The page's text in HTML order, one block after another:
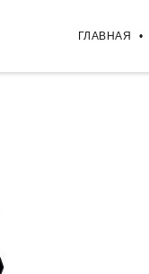
ГЛАВНАЯ